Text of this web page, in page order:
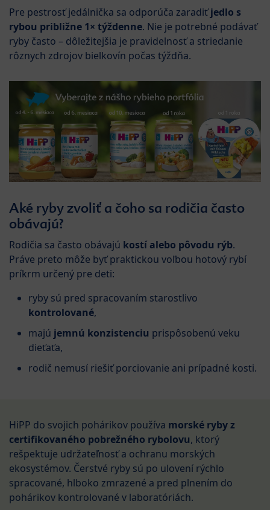
Pre pestrosť jedálnička sa odporúča zaradiťjedlo s
rybou približne 1× týždenne. Nie je potrebné podávať
ryby často – dôležitejšia je pravidelnosť a striedanie
rôznych zdrojov bielkovín počas týždňa.
Aké ryby zvoliť a čoho sa rodičia často
obávajú?
Rodičia sa často obávajú kostí alebo pôvodu rýb.
Práve preto môže byť praktickou voľbou hotový rybí
príkrm určený pre deti:
ryby sú pred spracovaním starostlivo
kontrolované,
majú jemnú konzistenciu prispôsobenú veku
dieťaťa,
rodič nemusí riešiť porciovanie ani prípadné kosti.
HiPP do svojich pohárikov používa morské ryby z
certifikovaného pobrežného rybolovu, ktorý
rešpektuje udržateľnosť a ochranu morských
ekosystémov. Čerstvé ryby sú po ulovení rýchlo
spracované, hlboko zmrazené a pred plnením do
pohárikov kontrolované v laboratóriách.